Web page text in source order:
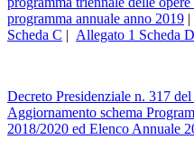
programma annuale anno 2019 |
Scheda C | Allegato 1 Scheda D
Decreto Presidenziale n. 317
Aggiornamento schema
2018/2020 ed Elenco Annuale